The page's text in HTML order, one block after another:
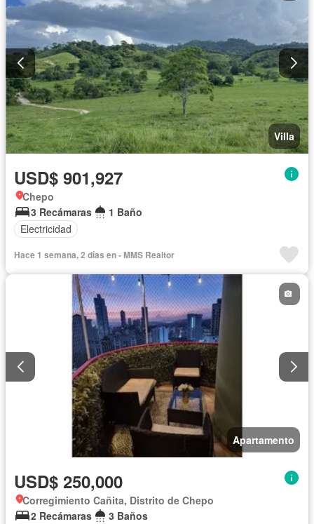
Villa
USD$ 901,927
Chepo
3 Recámaras
1 Baño
Electricidad
Hace 1 semana, 2 días en - MMS Realtor
Apartamento
USD$ 250,000
Corregimiento Cañita, Distrito de Chepo
2 Recámaras
3 Baños